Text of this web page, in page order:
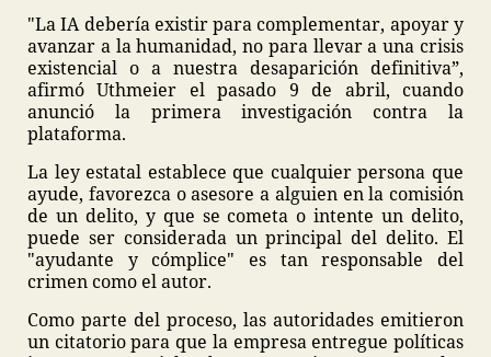
"La IA debería existir para complementar, apoyar y
avanzar a la humanidad, no para llevar a una crisis
existencial o a nuestra desaparición definitiva”,
afirmó Uthmeier el pasado 9 de abril, cuando
anunció la primera investigación contra la
plataforma.
La ley estatal establece que cualquier persona que
ayude, favorezca o asesore a alguien en la comisión
de un delito, y que se cometa o intente un delito,
puede ser considerada un principal del delito. El
"ayudante y cómplice" es tan responsable del
crimen como el autor.
Como parte del proceso, las autoridades emitieron
un citatorio para que la empresa entregue políticas